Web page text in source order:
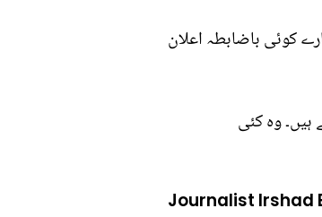
کوئی باضابطہ اعلان
وہ کئی
Journalist Irshad